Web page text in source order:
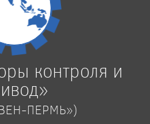
контроля и
ПЕРМЬ»)